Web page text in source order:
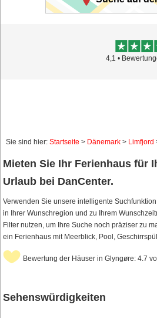
4,1 •
Sie sind hier: Startseite > Dänemark > Limfjord
Mieten Sie Ihr Ferienhaus für
Urlaub bei DanCenter.
Verwenden Sie unsere intelligente
in Ihrer Wunschregion und zu Ihrem
Filter nutzen, um Ihre Suche noch präziser zu
ein Ferienhaus mit Meerblick, Pool,
Bewertung der Häuser in Glyngøre: 4.7
Sehenswürdigkeiten